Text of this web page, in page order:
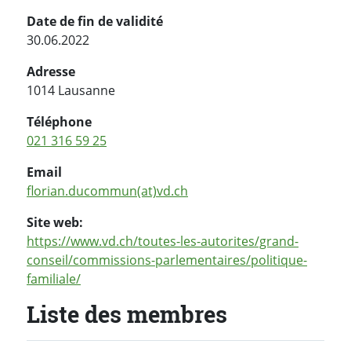
Date de fin de validité
30.06.2022
Adresse
1014 Lausanne
Téléphone
021 316 59 25
Email
florian.ducommun(at)vd.ch
Site web:
https://www.vd.ch/toutes-les-autorites/grand-
conseil/commissions-parlementaires/politique-
familiale/
Liste des membres